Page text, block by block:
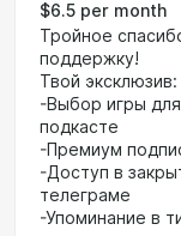
$6.5 per month
Тройное
поддержку!
Твой эксклюзив:
-Выбор игры
подкасте
-Премиум
-Доступ в
телеграме
-Упоминание в